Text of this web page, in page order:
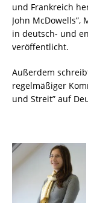
und Frankreich
John
in deutsch- und
veröffentlicht.
Außerdem
regelmäßiger
und Streit” auf